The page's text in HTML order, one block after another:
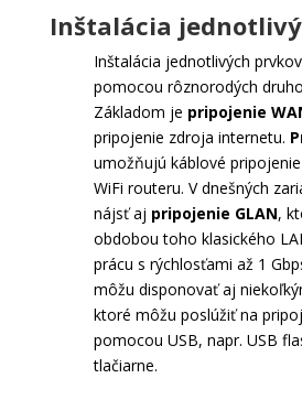
Inštalácia
Inštalácia jednotlivých
pomocou rôznorodých
Základom je pripojenie
pripojenie zdroja internetu.
umožňujú káblové
WiFi routeru. V dnešných
nájsť aj pripojenie GLAN,
obdobou toho klasického
prácu s rýchlosťami až 1
môžu disponovať aj
ktoré môžu poslúžiť na
pomocou USB, napr. USB
tlačiarne.